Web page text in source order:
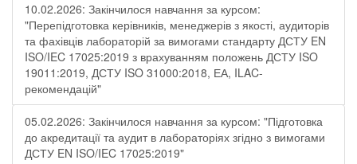
10.02.2026: Закінчилося навчання за курсом:
"Перепідготовка керівників, менеджерів з якості, аудиторів
та фахівців лабораторій за вимогами стандарту ДСТУ EN
ISO/IEC 17025:2019 з врахуванням положень ДСТУ ISO
19011:2019, ДСТУ ISO 31000:2018, ЕА, ILAC-
рекомендацій"
05.02.2026: Закінчилося навчання за курсом: "Підготовка
до акредитації та аудит в лабораторіях згідно з вимогами
ДСТУ EN ISO/IEC 17025:2019"